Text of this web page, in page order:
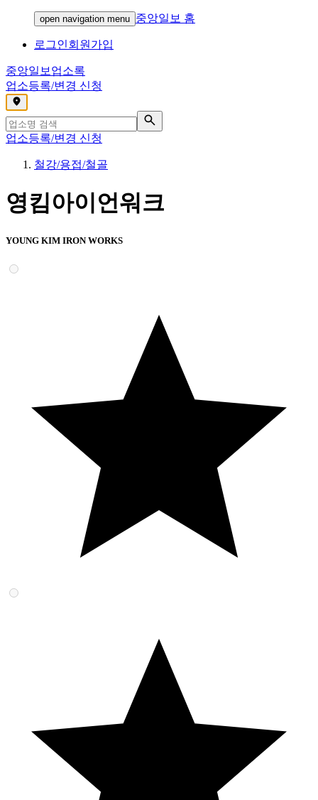
open navigation menu 중앙일보 홈
로그인회원가입
중앙일보 업소록
업소등록/변경 신청
,
업소등록/변경 신청
철강/용접/철골
영킴아이언워크
YOUNG KIM IRON WORKS